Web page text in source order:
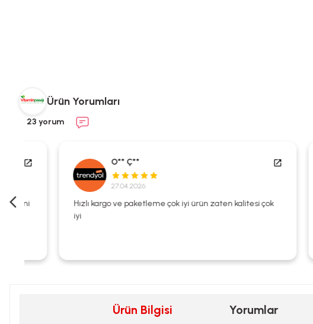
Ürün Yorumları
23 yorum
O** Ç**
27.04.2026
Hızlı kargo ve paketleme çok iyi ürün zaten kalitesi çok
Ürün Bilgisi Yorumlar